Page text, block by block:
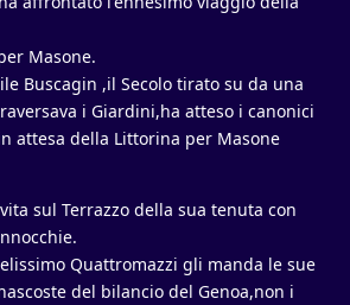
Masone.
Buscagin ,il Secolo tirato su da una
i Giardini,ha atteso i canonici
attesa della Littorina per Masone
sul Terrazzo della sua tenuta con
Quattromazzi gli manda le sue
del bilancio del Genoa,non i